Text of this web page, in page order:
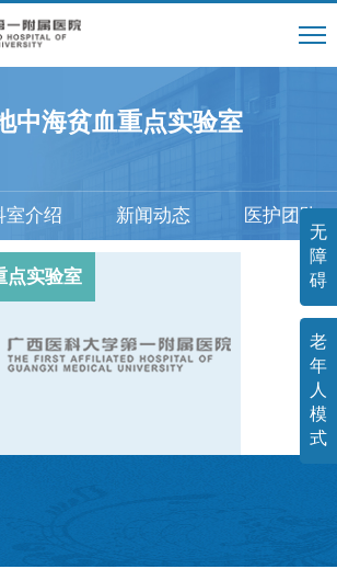
无
障
碍
老
年
人
模
式
中海贫血重点实验室
室介绍 新闻动态 医护团队
点实验室